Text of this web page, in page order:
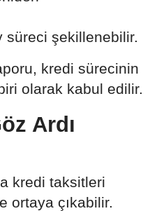
süreci şekillenebilir.
kredi sürecinin
olarak kabul edilir.
Ardı
kredi taksitleri
ortaya çıkabilir.